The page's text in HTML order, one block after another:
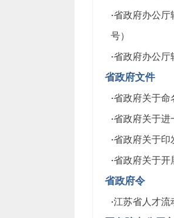
·省政府办公厅
号）
·省政府办公厅
省政府文件
·省政府关于命
·省政府关于进
·省政府关于印
·省政府关于开
省政府令
·江苏省人才流